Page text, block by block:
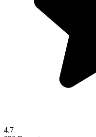
4.7